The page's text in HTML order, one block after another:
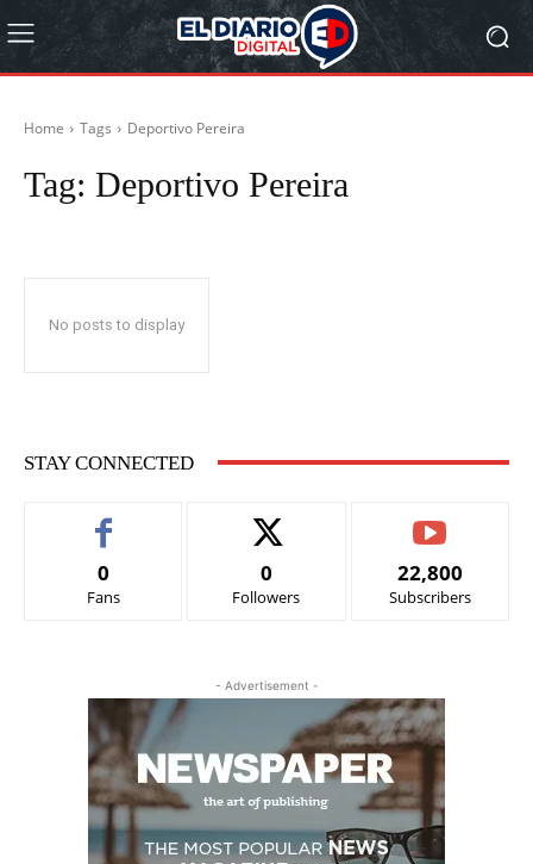
Home Tags Deportivo Pereira
Tag: Deportivo Pereira
No posts to display
STAY CONNECTED
0
Fans
0
Followers
22,800
Subscribers
- Advertisement -